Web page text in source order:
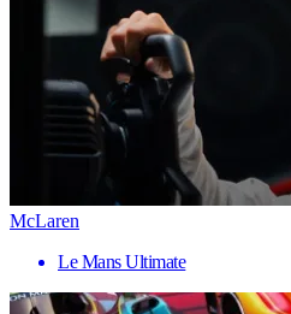
McLaren
Le Mans Ultimate